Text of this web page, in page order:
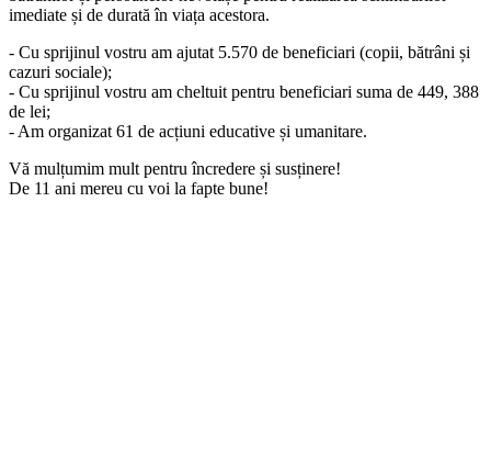
imediate și de durată în viața acestora.
- Cu sprijinul vostru am ajutat 5.570 de beneficiari (copii, bătrâni și
cazuri sociale);
- Cu sprijinul vostru am cheltuit pentru beneficiari suma de 449, 388
de lei;
- Am organizat 61 de acțiuni educative și umanitare.
Vă mulțumim mult pentru încredere și susținere!
De 11 ani mereu cu voi la fapte bune!